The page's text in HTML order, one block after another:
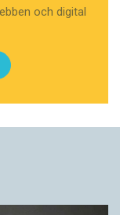
och digital